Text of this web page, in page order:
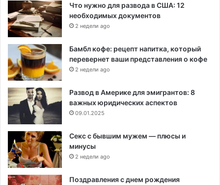
Что нужно для развода в США: 12
необходимых документов
2 недели ago
Бамбл кофе: рецепт напитка, который
перевернет ваши представления о кофе
2 недели ago
Развод в Америке для эмигрантов: 8
важных юридических аспектов
09.01.2025
Секс с бывшим мужем — плюсы и
минусы
2 недели ago
Поздравления с днем рождения